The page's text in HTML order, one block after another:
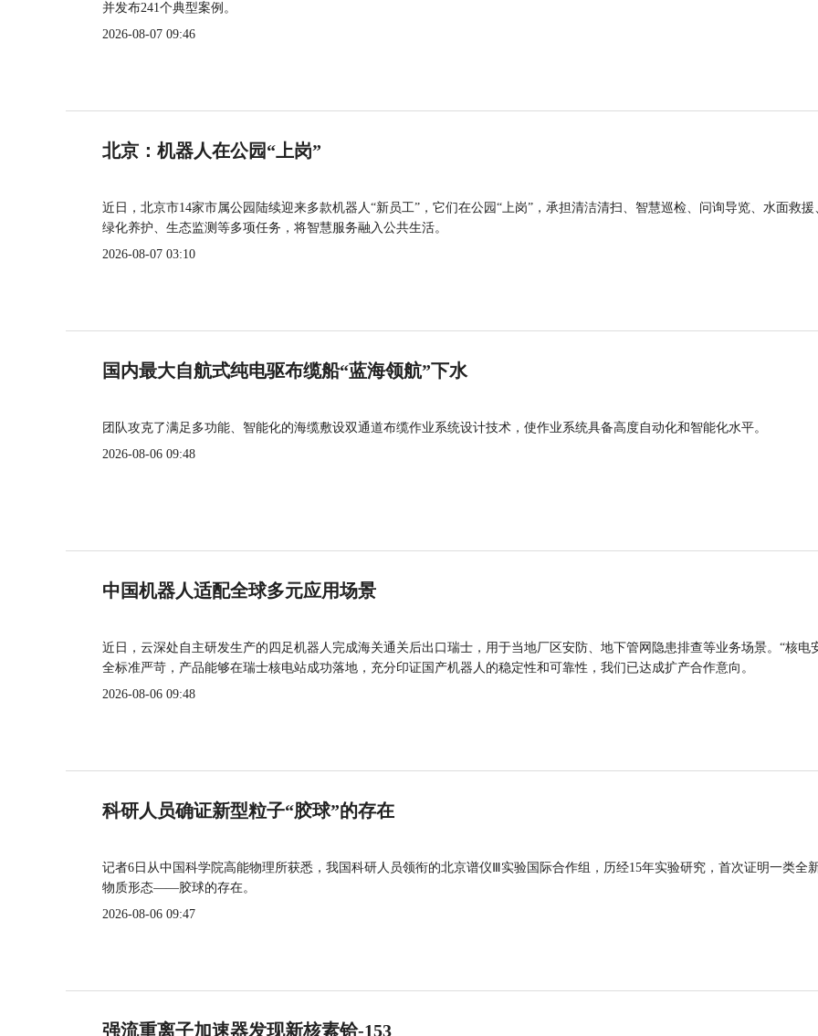
并发布241个典型案例。
2026-08-07 09:46
北京：机器人在公园“上岗”
近日，北京市14家市属公园陆续迎来多款机器人“新员工”，它们在公园“上岗”，承担清洁清扫、智慧巡检、问询导览、水面救援
绿化养护、生态监测等多项任务，将智慧服务融入公共生活。
2026-08-07 03:10
国内最大自航式纯电驱布缆船“蓝海领航”下水
团队攻克了满足多功能、智能化的海缆敷设双通道布缆作业系统设计技术，使作业系统具备高度自动化和智能化水平。
2026-08-06 09:48
中国机器人适配全球多元应用场景
近日，云深处自主研发生产的四足机器人完成海关通关后出口瑞士，用于当地厂区安防、地下管网隐患排查等业务场景。“核电
全标准严苛，产品能够在瑞士核电站成功落地，充分印证国产机器人的稳定性和可靠性，我们已达成扩产合作意向。
2026-08-06 09:48
科研人员确证新型粒子“胶球”的存在
记者6日从中国科学院高能物理所获悉，我国科研人员领衔的北京谱仪Ⅲ实验国际合作组，历经15年实验研究，首次证明一类全
物质形态——胶球的存在。
2026-08-06 09:47
强流重离子加速器发现新核素铪-153